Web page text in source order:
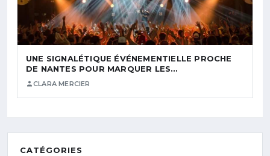
UNE SIGNALÉTIQUE ÉVÉNEMENTIELLE PROCHE
DE NANTES POUR MARQUER LES…
CLARA MERCIER
CATÉGORIES